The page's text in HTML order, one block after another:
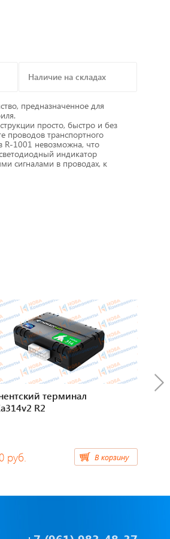
материалы,гофра
/ Инструмент / Герметик
Наличие на складах
предназначенное для
просто, быстро и без
проводов транспортного
R-1001 невозможна, что
индикатор
сигналами в проводах, к
терминал
R2
руб. В корзину